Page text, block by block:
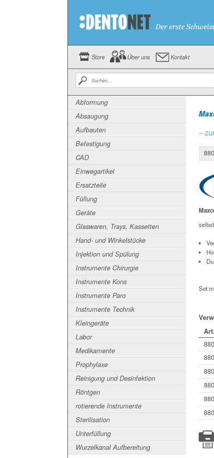
Store Über uns Kontakt
Abformung
Absaugung
Aufbauten
Befestigung
CAD
Einwegartikel
Ersatzteile
Füllung
Geräte
Glaswaren, Trays, Kassetten
Hand- und Winkelstücke
Injektion und Spülung
Instrumente Chirurgie
Instrumente Kons
Instrumente Paro
Instrumente Technik
Kleingeräte
Labor
Medikamente
Prophylaxe
Reinigung und Desinfektion
Röntgen
rotierende Instrumente
Sterilisation
Unterfüllung
Wurzelkanal Aufbereitung
«
Set